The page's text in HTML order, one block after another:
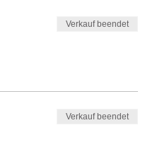
Verkauf beendet
Verkauf beendet